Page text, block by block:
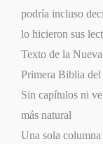
podría incluso
lo hicieron sus
Texto de la
Primera Biblia
Sin capítulos ni
más natural
Una sola